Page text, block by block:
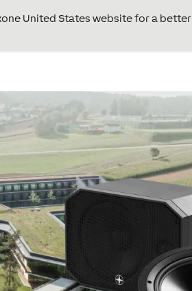
United States website for a better